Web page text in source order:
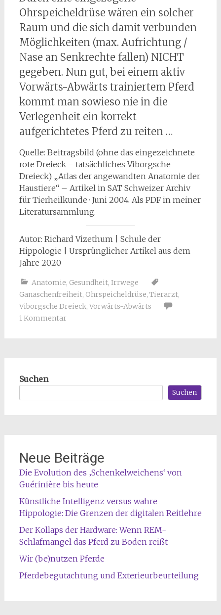
Ohrspeicheldrüse wären ein solcher
Raum und die sich damit verbunden
Möglichkeiten (max. Aufrichtung /
Nase an Senkrechte fallen) NICHT
gegeben. Nun gut, bei einem aktiv
Vorwärts-Abwärts trainiertem Pferd
kommt man sowieso nie in die
Verlegenheit ein korrekt
aufgerichtetes Pferd zu reiten …
Quelle: Beitragsbild (ohne das eingezeichnete
rote Dreieck = tatsächliches Viborgsche
Dreieck) „Atlas der angewandten Anatomie der
Haustiere“ – Artikel in SAT Schweizer Archiv
für Tierheilkunde · Juni 2004. Als PDF in meiner
Literatursammlung.
Autor: Richard Vizethum | Schule der
Hippologie | Ursprünglicher Artikel aus dem
Jahre 2020
Anatomie, Gesundheit, Irrwege
Ganaschenfreiheit, Ohrspeicheldrüse, Tierarzt,
Viborgsche Dreieck, Vorwärts-Abwärts
1 Kommentar
Suchen
Suchen
Neue Beiträge
Die Evolution des ‚Schenkelweichens‘ von
Guérinière bis heute
Künstliche Intelligenz versus wahre
Hippologie: Die Grenzen der digitalen Reitlehre
Der Kollaps der Hardware: Wenn REM-
Schlafmangel das Pferd zu Boden reißt
Wir (be)nutzen Pferde
Pferdebegutachtung und Exterieurbeurteilung